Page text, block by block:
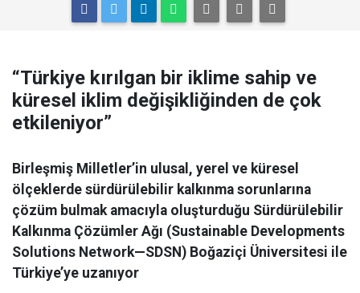
“Türkiye kırılgan bir iklime sahip ve
küresel iklim değişikliğinden de çok
etkileniyor”
Birleşmiş Milletler’in ulusal, yerel ve küresel
ölçeklerde sürdürülebilir kalkınma sorunlarına
çözüm bulmak amacıyla oluşturduğu Sürdürülebilir
Kalkınma Çözümler Ağı (Sustainable Developments
Solutions Network—SDSN) Boğaziçi Üniversitesi ile
Türkiye’ye uzanıyor